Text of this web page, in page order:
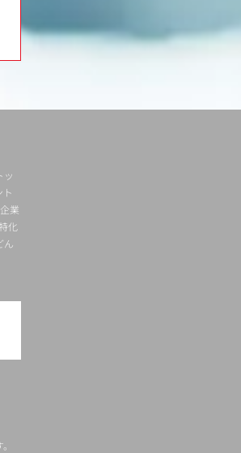
ッ
業
化
ん